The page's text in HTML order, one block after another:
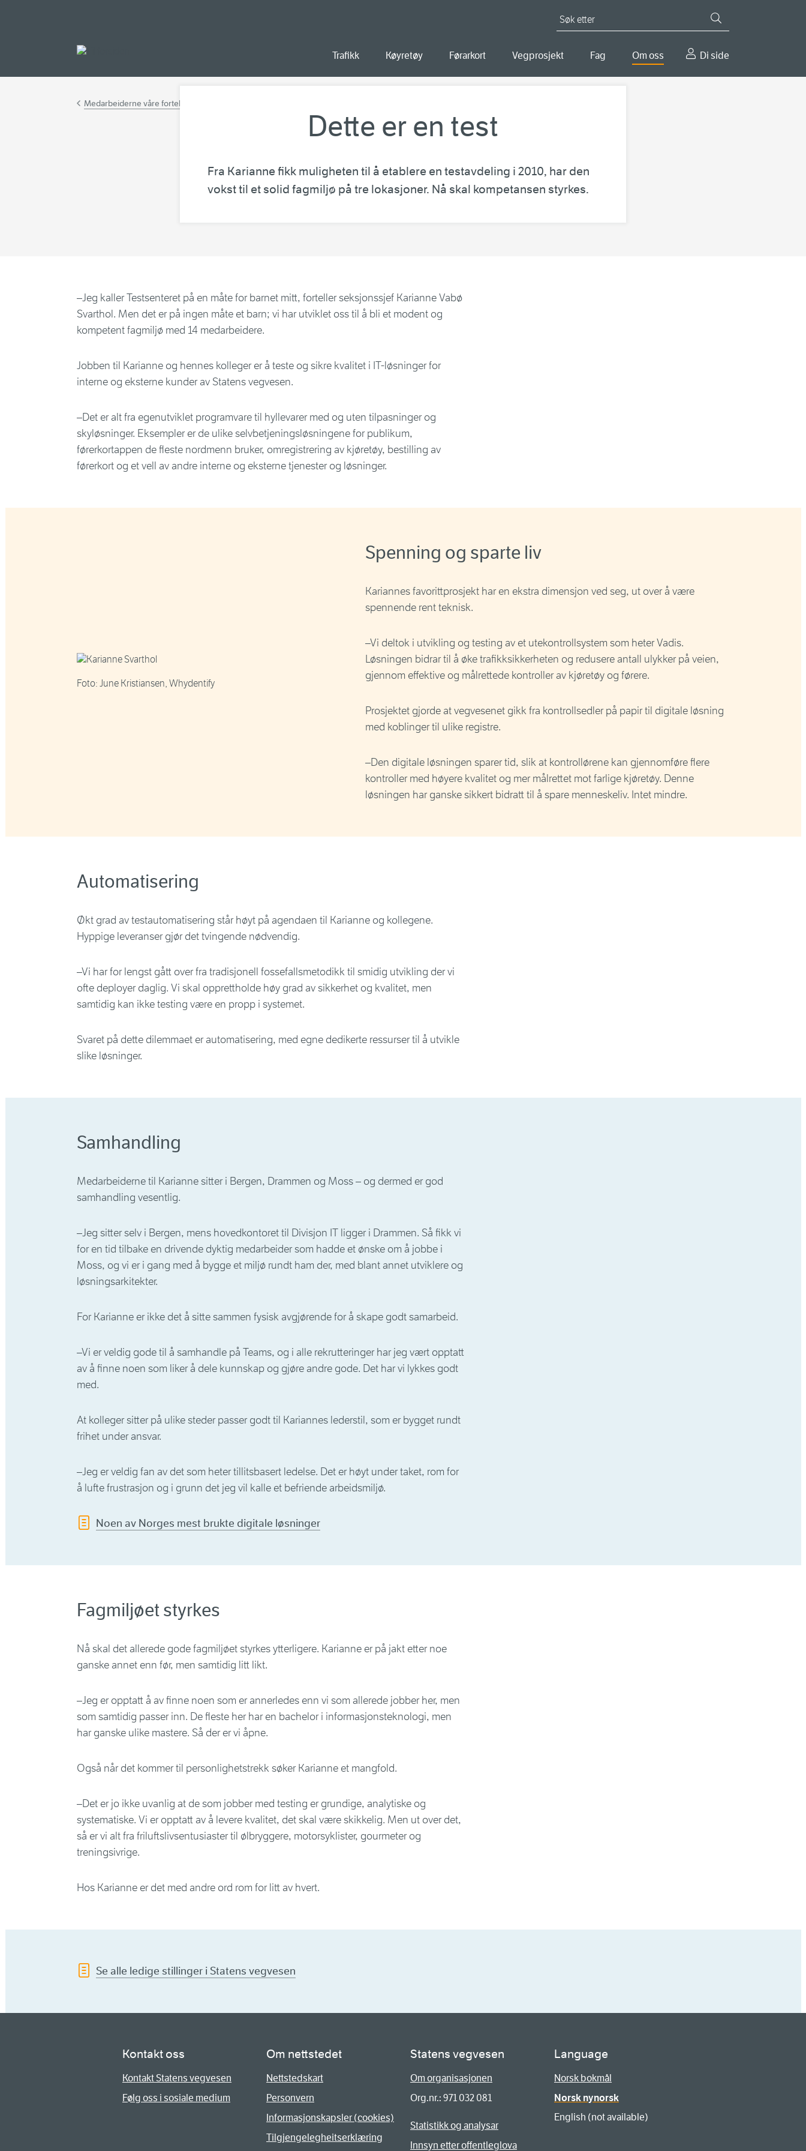
Trafikk Køyretøy Førarkort Vegprosjekt Fag Om oss Di side
Medarbeiderne våre forteller
Dette er en test
Fra Karianne fikk muligheten til å etablere en testavdeling i 2010, har den
vokst til et solid fagmiljø på tre lokasjoner. Nå skal kompetansen styrkes.
–Jeg kaller Testsenteret på en måte for barnet mitt, forteller seksjonssjef Karianne Vabø
Svarthol. Men det er på ingen måte et barn; vi har utviklet oss til å bli et modent og
kompetent fagmiljø med 14 medarbeidere.
Jobben til Karianne og hennes kolleger er å teste og sikre kvalitet i IT-løsninger for
interne og eksterne kunder av Statens vegvesen.
–Det er alt fra egenutviklet programvare til hyllevarer med og uten tilpasninger og
skyløsninger. Eksempler er de ulike selvbetjeningsløsningene for publikum,
førerkortappen de fleste nordmenn bruker, omregistrering av kjøretøy, bestilling av
førerkort og et vell av andre interne og eksterne tjenester og løsninger.
Spenning og sparte liv
Kariannes favorittprosjekt har en ekstra dimensjon ved seg, ut over å være
spennende rent teknisk.
–Vi deltok i utvikling og testing av et utekontrollsystem som heter Vadis.
Løsningen bidrar til å øke trafikksikkerheten og redusere antall ulykker på veien,
gjennom effektive og målrettede kontroller av kjøretøy og førere.
Prosjektet gjorde at vegvesenet gikk fra kontrollsedler på papir til digitale løsning
med koblinger til ulike registre.
–Den digitale løsningen sparer tid, slik at kontrollørene kan gjennomføre flere
kontroller med høyere kvalitet og mer målrettet mot farlige kjøretøy. Denne
løsningen har ganske sikkert bidratt til å spare menneskeliv. Intet mindre.
Foto: June Kristiansen, Whydentify
Automatisering
Økt grad av testautomatisering står høyt på agendaen til Karianne og kollegene.
Hyppige leveranser gjør det tvingende nødvendig.
–Vi har for lengst gått over fra tradisjonell fossefallsmetodikk til smidig utvikling der vi
ofte deployer daglig. Vi skal opprettholde høy grad av sikkerhet og kvalitet, men
samtidig kan ikke testing være en propp i systemet.
Svaret på dette dilemmaet er automatisering, med egne dedikerte ressurser til å utvikle
slike løsninger.
Samhandling
Medarbeiderne til Karianne sitter i Bergen, Drammen og Moss – og dermed er god
samhandling vesentlig.
–Jeg sitter selv i Bergen, mens hovedkontoret til Divisjon IT ligger i Drammen. Så fikk vi
for en tid tilbake en drivende dyktig medarbeider som hadde et ønske om å jobbe i
Moss, og vi er i gang med å bygge et miljø rundt ham der, med blant annet utviklere og
løsningsarkitekter.
For Karianne er ikke det å sitte sammen fysisk avgjørende for å skape godt samarbeid.
–Vi er veldig gode til å samhandle på Teams, og i alle rekrutteringer har jeg vært opptatt
av å finne noen som liker å dele kunnskap og gjøre andre gode. Det har vi lykkes godt
med.
At kolleger sitter på ulike steder passer godt til Kariannes lederstil, som er bygget rundt
frihet under ansvar.
–Jeg er veldig fan av det som heter tillitsbasert ledelse. Det er høyt under taket, rom for
å lufte frustrasjon og i grunn det jeg vil kalle et befriende arbeidsmiljø.
Noen av Norges mest brukte digitale løsninger
Fagmiljøet styrkes
Nå skal det allerede gode fagmiljøet styrkes ytterligere. Karianne er på jakt etter noe
ganske annet enn før, men samtidig litt likt.
–Jeg er opptatt å av finne noen som er annerledes enn vi som allerede jobber her, men
som samtidig passer inn. De fleste her har en bachelor i informasjonsteknologi, men
har ganske ulike mastere. Så der er vi åpne.
Også når det kommer til personlighetstrekk søker Karianne et mangfold.
–Det er jo ikke uvanlig at de som jobber med testing er grundige, analytiske og
systematiske. Vi er opptatt av å levere kvalitet, det skal være skikkelig. Men ut over det,
så er vi alt fra friluftslivsentusiaster til ølbryggere, motorsyklister, gourmeter og
treningsivrige.
Hos Karianne er det med andre ord rom for litt av hvert.
Se alle ledige stillinger i Statens vegvesen
Kontakt oss
Kontakt Statens vegvesen
Følg oss i sosiale medium
Om nettstedet
Nettstedskart
Personvern
Informasjonskapsler (cookies)
Tilgjengelegheitserklæring
Statens vegvesen
Om organisasjonen
Org.nr.: 971 032 081
Statistikk og analysar
Innsyn etter offentleglova
Language
Norsk bokmål
Norsk nynorsk
English (not available)